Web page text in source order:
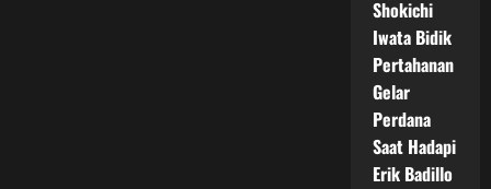
Shokichi
Iwata Bidik
Pertahanan
Gelar
Perdana
Saat Hadapi
Erik Badillo